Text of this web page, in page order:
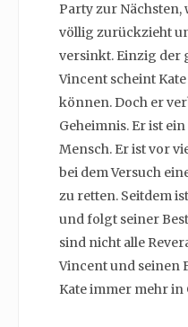
Party zur Nächsten,
völlig zurückzieht
versinkt. Einzig der
Vincent scheint
können. Doch er
Geheimnis. Er ist
Mensch. Er ist vor
bei dem Versuch
zu retten. Seitdem
und folgt seiner
sind nicht alle
Vincent und seinen
Kate immer mehr in